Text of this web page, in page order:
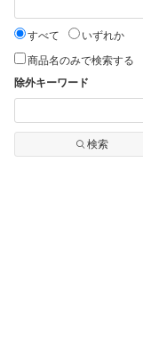
すべて
いずれか
商品名のみで検索する
除外キーワード
検索